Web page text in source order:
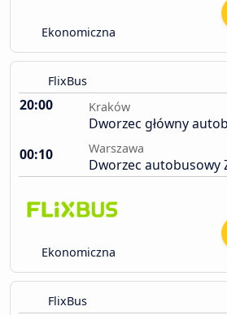
Ekonomiczna
FlixBus
20:00 Kraków
Dworzec główny
00:10
Warszawa
Dworzec autobusowy
Ekonomiczna
FlixBus